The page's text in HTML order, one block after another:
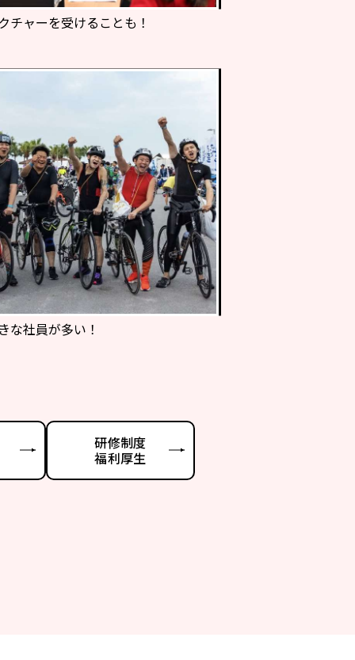
チャーを受けることも！
な社員が多い！
研修制度
福利厚生